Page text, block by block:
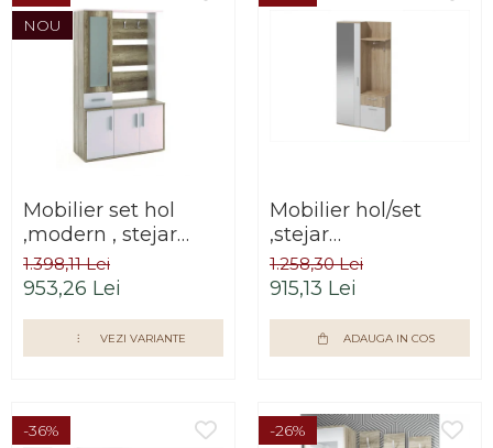
NOU
Mobilier set hol
,modern , stejar
country grey , Bortis
Impex
1.398,11 Lei
953,26 Lei
VEZI VARIANTE
Mobilier hol/set
,stejar
sonoma/alb,97x30x195
cm,Bortis impex
1.258,30 Lei
915,13 Lei
ADAUGA IN COS
-36%
-26%